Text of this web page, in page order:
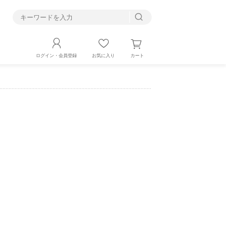
ログイン・会員登録 お気に入り カート